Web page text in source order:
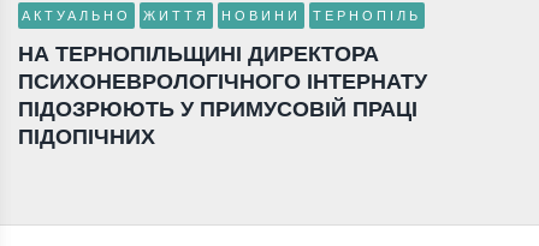
АКТУАЛЬНО ЖИТТЯ НОВИНИ ТЕРНОПІЛЬ
НА ТЕРНОПІЛЬЩИНІ ДИРЕКТОРА
ПСИХОНЕВРОЛОГІЧНОГО ІНТЕРНАТУ
ПІДОЗРЮЮТЬ У ПРИМУСОВІЙ ПРАЦІ
ПІДОПІЧНИХ